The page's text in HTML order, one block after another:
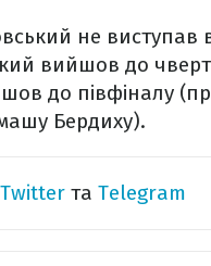
не виступав
вийшов до
до півфіналу
Бердиху).
Twitter та Telegram